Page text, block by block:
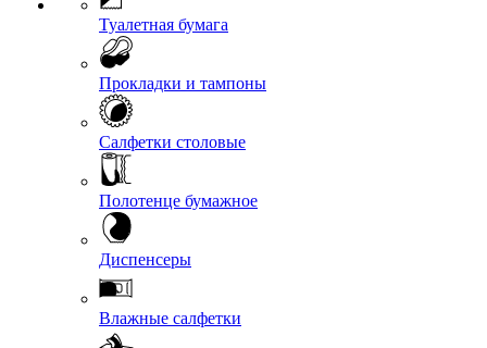
Туалетная бумага
Прокладки и тампоны
Салфетки столовые
Полотенце бумажное
Диспенсеры
Влажные салфетки